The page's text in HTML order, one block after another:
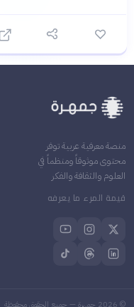
منصة معرفية عربية توفر
محتوى موثوقاً ومنظماً في
العلوم والثقافة والفكر
قيمة المرء ما يعرفه
©
2026 جمهرة — جميع الحقوق محفوظة